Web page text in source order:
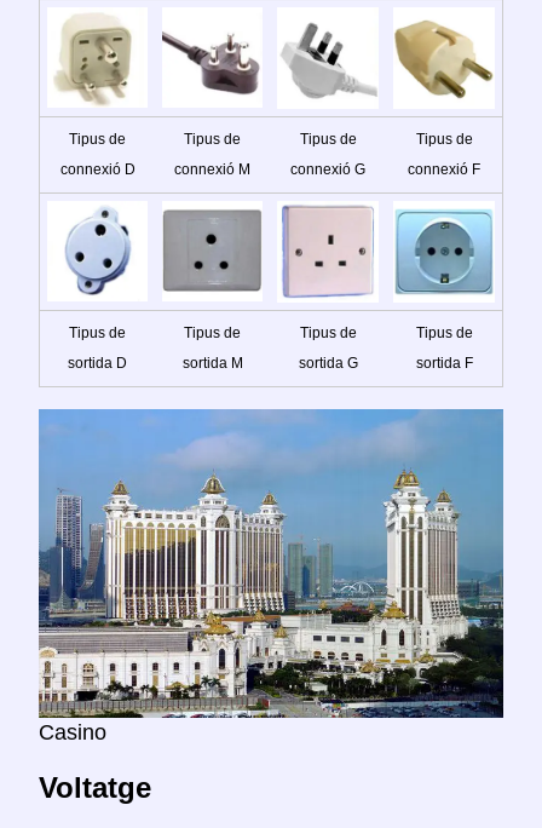
Tipus de
connexió D
Tipus de
connexió M
Tipus de
connexió G
Tipus de
connexió F
Tipus de
sortida D
Tipus de
sortida M
Tipus de
sortida G
Tipus de
sortida F
Casino
Voltatge